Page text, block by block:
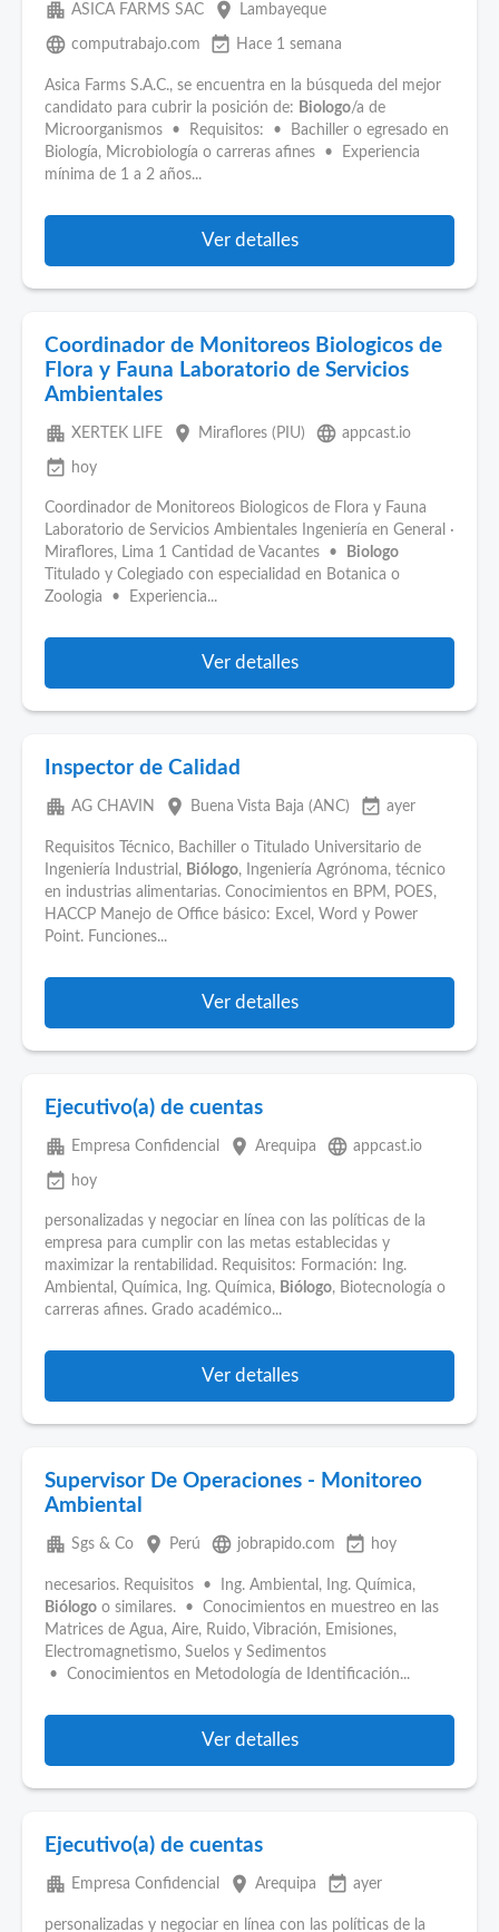
apartment ASICA FARMS SAC place Lambayeque
language computrabajo.com event_available Hace 1 semana
Asica Farms S.A.C., se encuentra en la búsqueda del mejor
candidato para cubrir la posición de: Biologo/a de
Microorganismos • Requisitos: • Bachiller o egresado en
Biología, Microbiología o carreras afines • Experiencia
mínima de 1 a 2 años...
Ver detalles
Coordinador de Monitoreos Biologicos de
Flora y Fauna Laboratorio de Servicios
Ambientales
apartment XERTEK LIFE place Miraflores (PIU) language appcast.io
event_available hoy
Coordinador de Monitoreos Biologicos de Flora y Fauna
Laboratorio de Servicios Ambientales Ingeniería en General ·
Miraflores, Lima 1 Cantidad de Vacantes •
Biologo
Titulado y Colegiado con especialidad en Botanica o
Zoologia • Experiencia...
Ver detalles
Inspector de Calidad
apartment AG CHAVIN place Buena Vista Baja (ANC) event_available ayer
Requisitos Técnico, Bachiller o Titulado Universitario de
Ingeniería Industrial, Biólogo, Ingeniería Agrónoma, técnico
en industrias alimentarias. Conocimientos en BPM, POES,
HACCP Manejo de Office básico: Excel, Word y Power
Point. Funciones...
Ver detalles
Ejecutivo(a) de cuentas
apartment Empresa Confidencial place Arequipa language appcast.io
event_available hoy
personalizadas y negociar en línea con las políticas de la
empresa para cumplir con las metas establecidas y
maximizar la rentabilidad. Requisitos: Formación: Ing.
Ambiental, Química, Ing. Química, Biólogo, Biotecnología o
carreras afines. Grado académico...
Ver detalles
Supervisor De Operaciones - Monitoreo
Ambiental
apartment Sgs & Co place Perú language jobrapido.com event_available hoy
necesarios. Requisitos • Ing. Ambiental, Ing. Química,
Biólogo o similares. • Conocimientos en muestreo en las
Matrices de Agua, Aire, Ruido, Vibración, Emisiones,
Electromagnetismo, Suelos y Sedimentos
• Conocimientos en Metodología de Identificación...
Ver detalles
Ejecutivo(a) de cuentas
apartment Empresa Confidencial place Arequipa event_available ayer
personalizadas y negociar en línea con las políticas de la